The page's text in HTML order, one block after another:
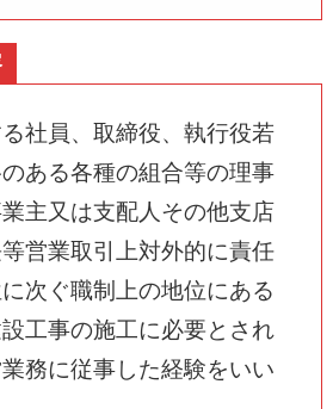
社員、取締役、執行役若
ある各種の組合等の理事
主又は支配人その他支店
営業取引上対外的に責任
次ぐ職制上の地位にある
工事の施工に必要とされ
務に従事した経験をいい